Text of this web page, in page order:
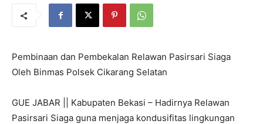
Pembinaan dan Pembekalan Relawan Pasirsari Siaga
Oleh Binmas Polsek Cikarang Selatan
GUE JABAR || Kabupaten Bekasi – Hadirnya Relawan
Pasirsari Siaga guna menjaga kondusifitas lingkungan